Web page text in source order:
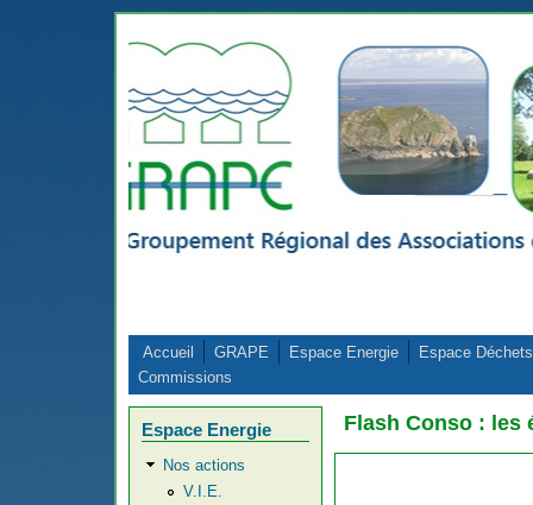
Accueil GRAPE Espace Energie
Espace Déchets
Commissions
Espace Energie
Nos actions
V.I.E.
Flash Conso : les